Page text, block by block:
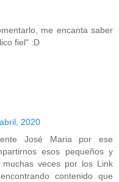
me encanta saber
fiel" :D
2020
José Maria por ese
esos pequeños y
veces por los Link
contenido que